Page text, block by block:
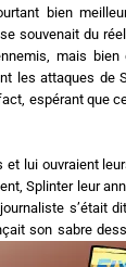
bien
souvenait du
mais bien
les attaques de
espérant que
et lui ouvraient
Splinter leur
s’était
son sabre